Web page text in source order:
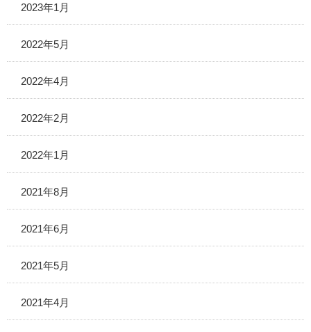
2023年1月
2022年5月
2022年4月
2022年2月
2022年1月
2021年8月
2021年6月
2021年5月
2021年4月